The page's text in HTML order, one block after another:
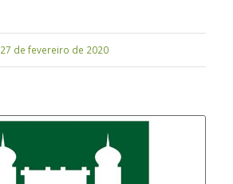
27 de fevereiro de 2020